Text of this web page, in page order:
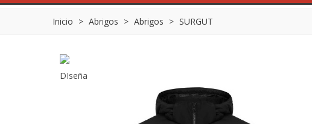
Inicio > Abrigos > Abrigos > SURGUT